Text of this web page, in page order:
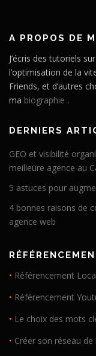
A PROPOS DE
J’écris des tutoriels
l’optimisation de la
Friends, et d’autres
ma biographie .
DERNIERS
GEO et visibilité
meilleure agence au
5 astuces pour
4 bonnes raisons de
agence web
• Référencement
• Référencement
• Le choix des mots
• Créer son réseau de